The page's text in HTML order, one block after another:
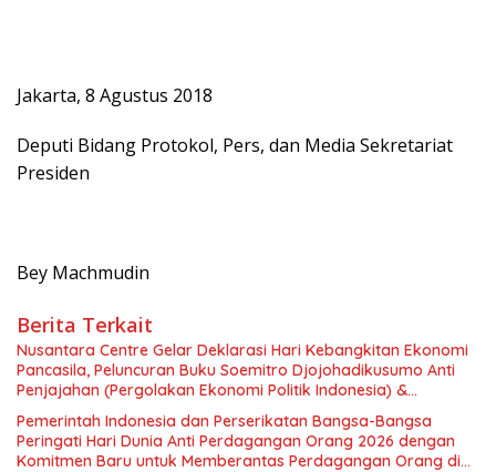
Jakarta, 8 Agustus 2018
Deputi Bidang Protokol, Pers, dan Media Sekretariat
Presiden
Bey Machmudin
Berita Terkait
Nusantara Centre Gelar Deklarasi Hari Kebangkitan Ekonomi
Pancasila, Peluncuran Buku Soemitro Djojohadikusumo Anti
Penjajahan (Pergolakan Ekonomi Politik Indonesia) &
Simposium Nasional “Urgensi Undang-Undang Perekonomian
Nasional dan Kesejahteraan Sosial dalam Menata Bangsa
Menuju Indonesia Emas 2045”,
Pemerintah Indonesia dan Perserikatan Bangsa-Bangsa
Peringati Hari Dunia Anti Perdagangan Orang 2026 dengan
Komitmen Baru untuk Memberantas Perdagangan Orang di